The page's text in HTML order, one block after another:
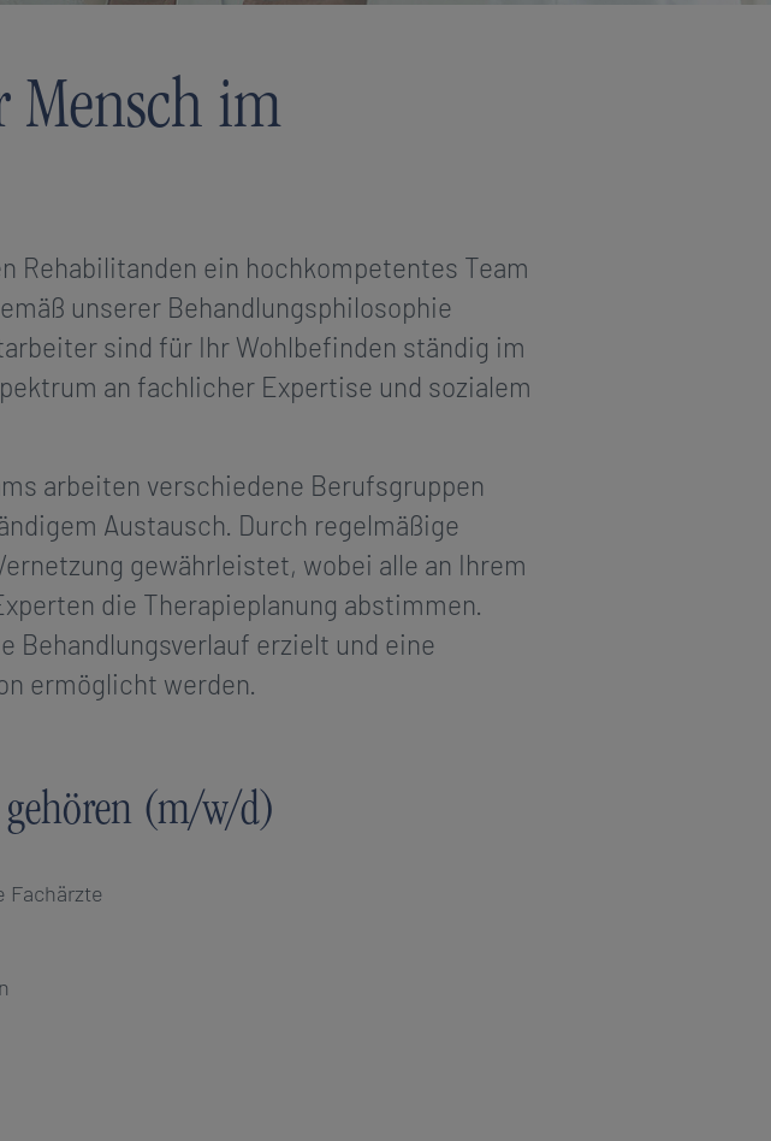
Mensch im
Rehabilitanden ein hochkompetentes Team
unserer Behandlungsphilosophie
sind für Ihr Wohlbefinden ständig im
an fachlicher Expertise und sozialem
arbeiten verschiedene Berufsgruppen
Austausch. Durch regelmäßige
gewährleistet, wobei alle an Ihrem
die Therapieplanung abstimmen.
Behandlungsverlauf erzielt und eine
ermöglicht werden.
(m/w/d)
Fachärzte